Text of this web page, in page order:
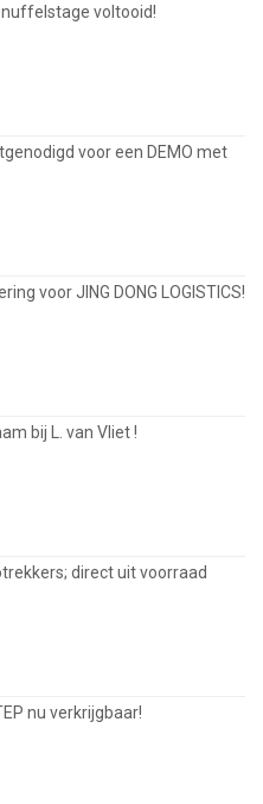
voltooid!
voor een DEMO met
voor JING DONG LOGISTICS!
bij L. van Vliet !
direct uit voorraad
nu verkrijgbaar!